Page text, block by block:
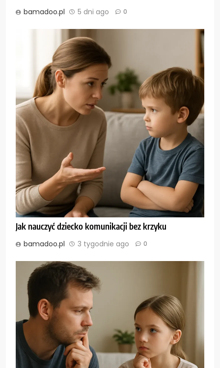
bamadoo.pl 5 dni ago 0
Jak nauczyć dziecko komunikacji bez krzyku
bamadoo.pl 3 tygodnie ago 0